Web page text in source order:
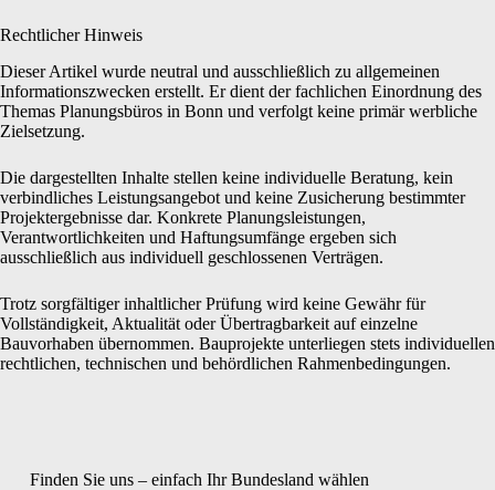
Rechtlicher Hinweis
Dieser Artikel wurde neutral und ausschließlich zu allgemeinen
Informationszwecken erstellt. Er dient der fachlichen Einordnung des
Themas Planungsbüros in Bonn und verfolgt keine primär werbliche
Zielsetzung.
Die dargestellten Inhalte stellen keine individuelle Beratung, kein
verbindliches Leistungsangebot und keine Zusicherung bestimmter
Projektergebnisse dar. Konkrete Planungsleistungen,
Verantwortlichkeiten und Haftungsumfänge ergeben sich
ausschließlich aus individuell geschlossenen Verträgen.
Trotz sorgfältiger inhaltlicher Prüfung wird keine Gewähr für
Vollständigkeit, Aktualität oder Übertragbarkeit auf einzelne
Bauvorhaben übernommen. Bauprojekte unterliegen stets individuellen
rechtlichen, technischen und behördlichen Rahmenbedingungen.
Finden Sie uns – einfach Ihr Bundesland wählen